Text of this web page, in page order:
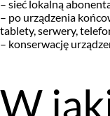
– sieć lokalną
– po urządzenia
tablety, serwery,
– konserwację
W